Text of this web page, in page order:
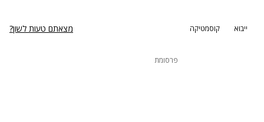
ייבוא קוסמטיקה מצאתם טעות לשון?
פרסומת